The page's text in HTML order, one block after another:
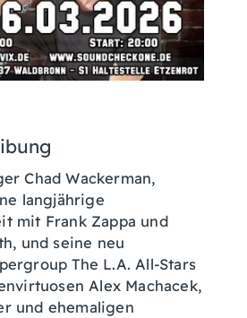
Chad Wackerman,
langjährige
mit Frank Zappa und
und seine neu
The L.A. All-Stars
Alex Machacek,
und ehemaligen